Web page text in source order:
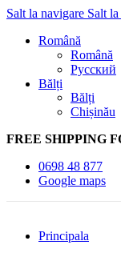
Salt la navigare Salt
Română
Română
Русский
Bălți
Bălți
Chișinău
FREE SHIPPING
0698 48 877
Google maps
Principala